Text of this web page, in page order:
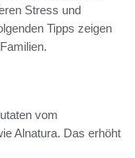
Stress und
Tipps zeigen
vom
Alnatura. Das erhöht